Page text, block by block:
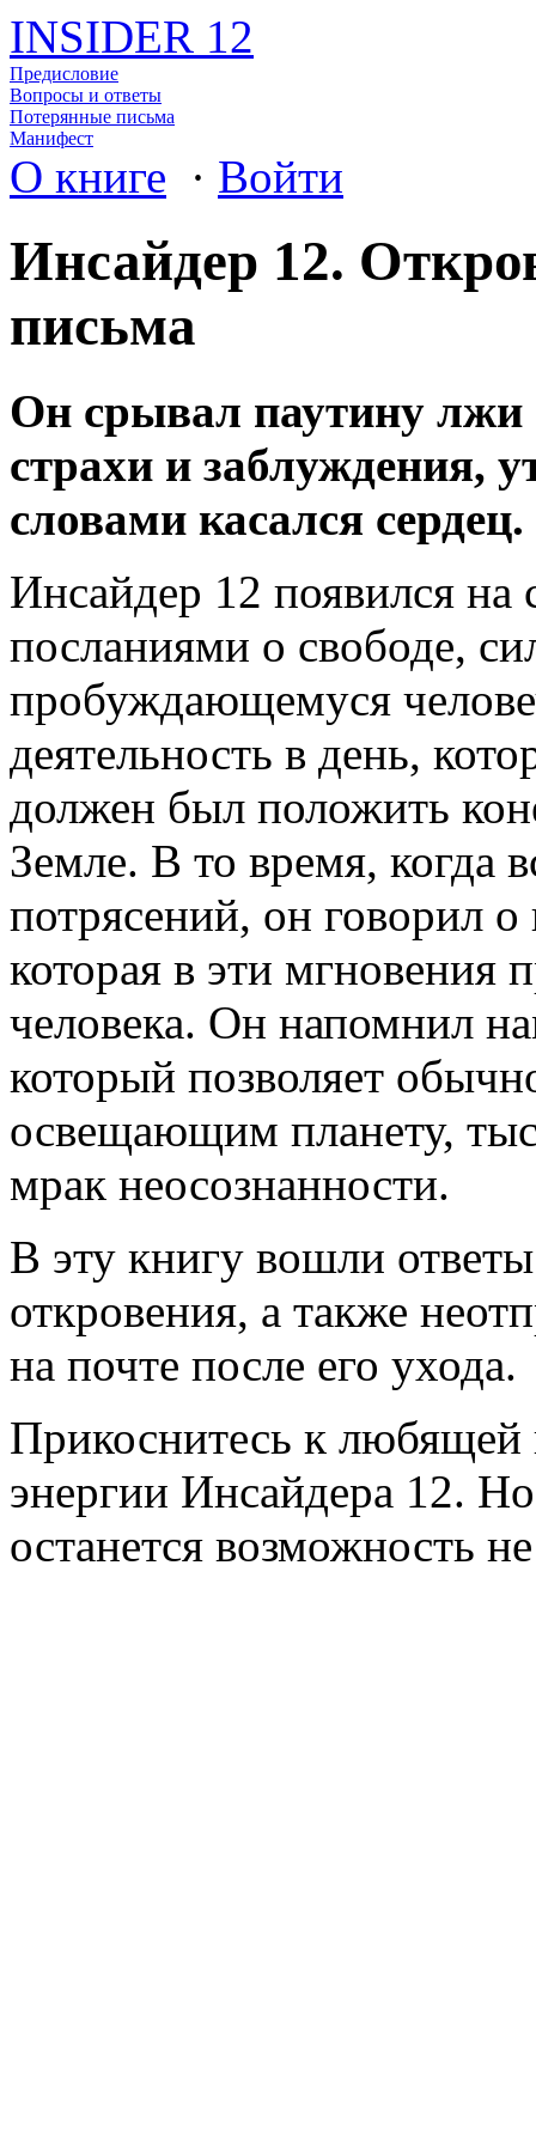
INSIDER 12
Предисловие
Вопросы и ответы
Потерянные письма
Манифест
О книге · Войти
Инсайдер 12.
письма
Он срывал паутину лжи
страхи и заблуждения,
словами касался сердец.
Инсайдер 12 появился на
посланиями о свободе,
пробуждающемуся
деятельность в день,
должен был положить
Земле. В то время, когда
потрясений, он говорил
которая в эти мгновения
человека. Он напомнил
который позволяет
освещающим планету,
мрак неосознанности.
В эту книгу вошли
откровения, а также
на почте после его ухода.
Прикоснитесь к
энергии Инсайдера 12.
останется возможность